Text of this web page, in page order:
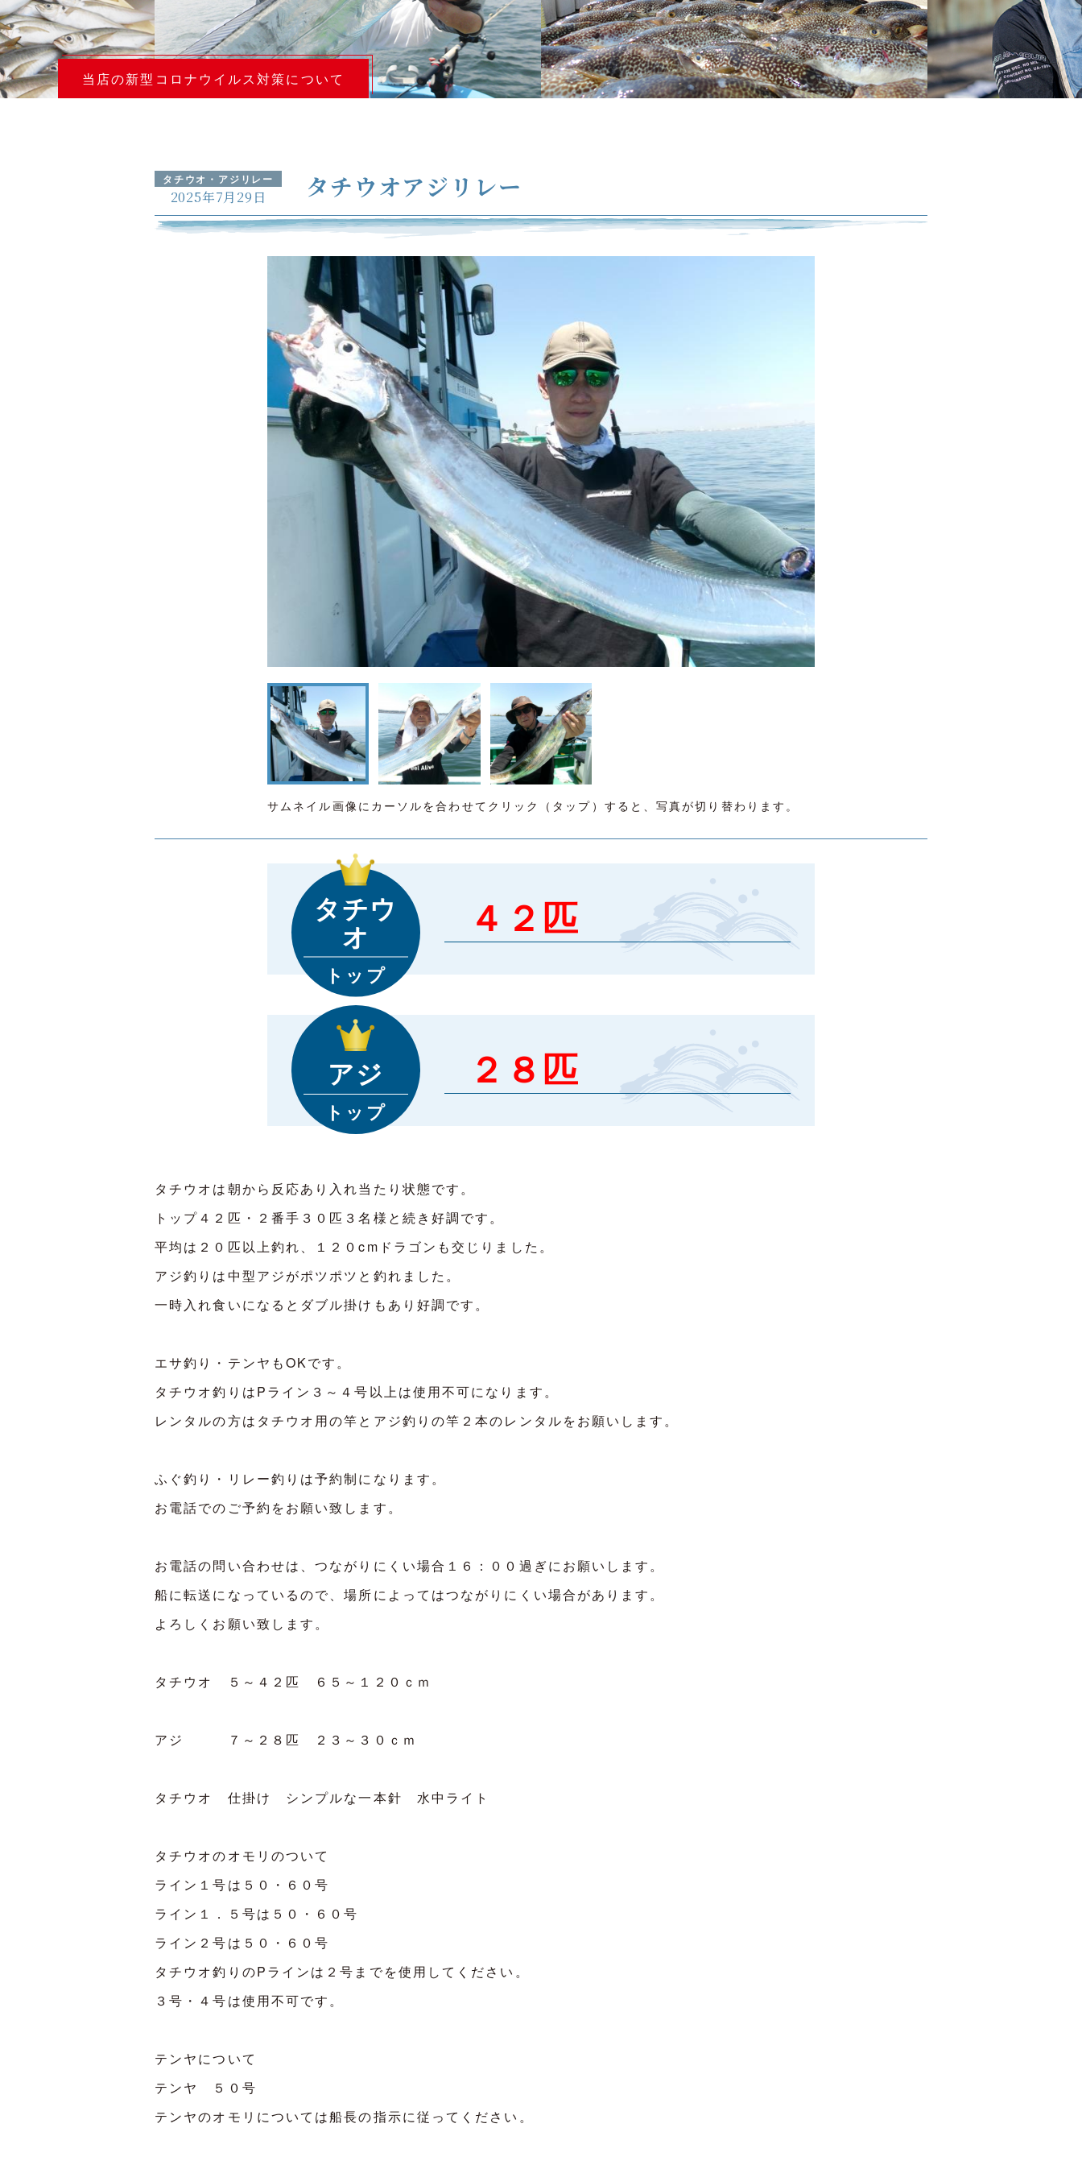
当店の新型コロナウイルス対策について
タチウオ・アジリレー
2025年7月29日 タチウオアジリレー
サムネイル画像にカーソルを合わせてクリック（タップ）すると、写真が切り替わります。
タチウ
オ
トップ
４２匹
アジ
トップ
２８匹
タチウオは朝から反応あり入れ当たり状態です。
トップ４２匹・２番手３０匹３名様と続き好調です。
平均は２０匹以上釣れ、１２０cmドラゴンも交じりました。
アジ釣りは中型アジがポツポツと釣れました。
一時入れ食いになるとダブル掛けもあり好調です。
エサ釣り・テンヤもOKです。
タチウオ釣りはPライン３～４号以上は使用不可になります。
レンタルの方はタチウオ用の竿とアジ釣りの竿２本のレンタルをお願いします。
ふぐ釣り・リレー釣りは予約制になります。
お電話でのご予約をお願い致します。
お電話の問い合わせは、つながりにくい場合１６：００過ぎにお願いします。
船に転送になっているので、場所によってはつながりにくい場合があります。
よろしくお願い致します。
タチウオ ５～４２匹 ６５～１２０ｃｍ
アジ ７～２８匹 ２３～３０ｃｍ
タチウオ 仕掛け シンプルな一本針 水中ライト
タチウオのオモリのついて
ライン１号は５０・６０号
ライン１．５号は５０・６０号
ライン２号は５０・６０号
タチウオ釣りのPラインは２号までを使用してください。
３号・４号は使用不可です。
テンヤについて
テンヤ ５０号
テンヤのオモリについては船長の指示に従ってください。